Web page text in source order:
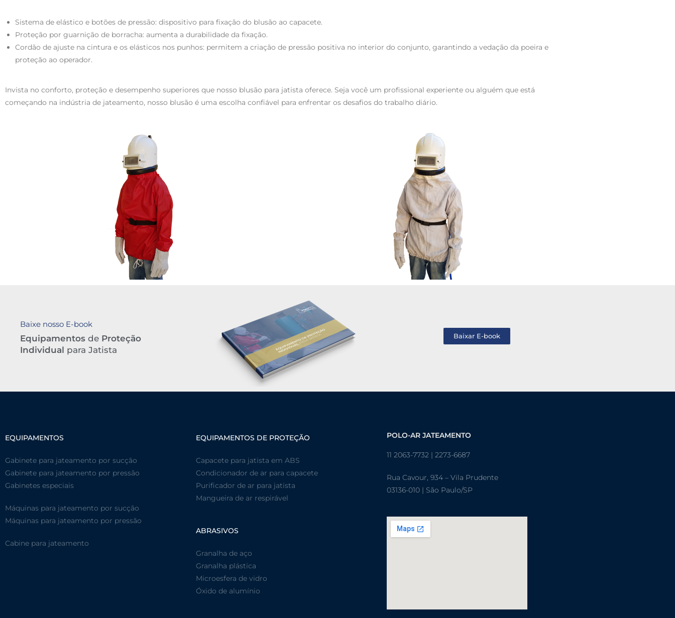
Sistema de elástico e botões de pressão: dispositivo para fixação do blusão ao capacete.
Proteção por guarnição de borracha: aumenta a durabilidade da fixação.
Cordão de ajuste na cintura e os elásticos nos punhos: permitem a criação de pressão positiva no interior do conjunto, garantindo a vedação da poeira e
proteção ao operador.
Invista no conforto, proteção e desempenho superiores que nosso blusão para jatista oferece. Seja você um profissional experiente ou alguém que está
começando na indústria de jateamento, nosso blusão é uma escolha confiável para enfrentar os desafios do trabalho diário.
Baixe nosso E-book
Equipamentos de Proteção
Individual para Jatista
Baixar E-book
EQUIPAMENTOS
Gabinete para jateamento por sucção
Gabinete para jateamento por pressão
Gabinetes especiais
Máquinas para jateamento por sucção
Máquinas para jateamento por pressão
Cabine para jateamento
EQUIPAMENTOS DE PROTEÇÃO
Capacete para jatista em ABS
Condicionador de ar para capacete
Purificador de ar para jatista
Mangueira de ar respirável
ABRASIVOS
Granalha de aço
Granalha plástica
Microesfera de vidro
Óxido de alumínio
POLO-AR JATEAMENTO
11 2063-7732 | 2273-6687
Rua Cavour, 934 – Vila Prudente
03136-010 | São Paulo/SP